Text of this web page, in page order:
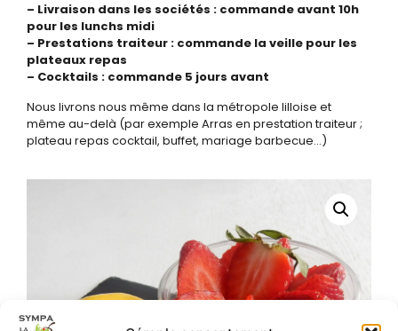
– Livraison dans les sociétés : commande avant 10h
pour les lunchs midi
– Prestations traiteur : commande la veille pour les
plateaux repas
– Cocktails : commande 5 jours avant
Nous livrons nous même dans la métropole lilloise et
même au-delà (par exemple Arras en prestation traiteur ;
plateau repas cocktail, buffet, mariage barbecue…)